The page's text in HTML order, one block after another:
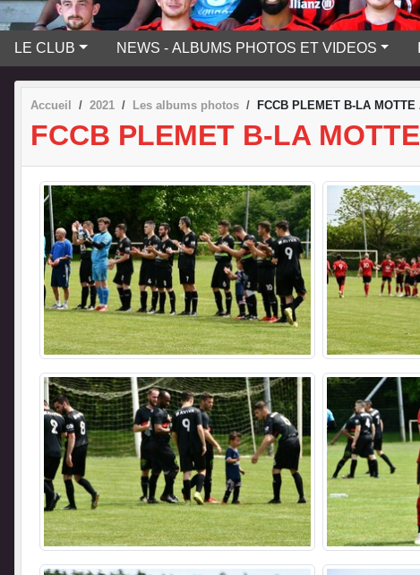
LE CLUB NEWS - ALBUMS PHOTOS ET VIDEOS
Accueil 2021 Les albums photos FCCB PLEMET B-LA MOTTE
FCCB PLEMET B-LA